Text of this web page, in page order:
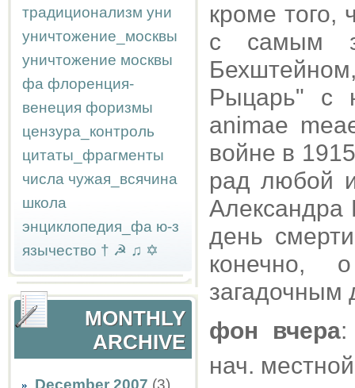
традиционализм уни
уничтожение_москвы
уничтожение москвы
фа флоренция-
венеция форизмы
цензура_контроль
цитаты_фрагменты
числа чужая_всячина
школа
энциклопедия_фа ю-з
язычество † ☭ ♫ ✡
MONTHLY
ARCHIVE
December 2007 (3)
кроме того,
с самым
Рыцарь" с
animae
войне в
рад любой
Александра
день
конечно,
загадочным
фон вчера:
нач.